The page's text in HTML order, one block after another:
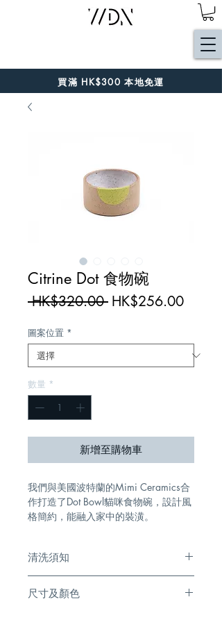
買滿 HK$300 本地免運
Citrine Dot 食物碗
HK$320.00 一
HK$256.00促
格
圖案位置 *
數量 *
新增至購物車
我們與美國波特蘭的Mimi Ceramics合
作打造了Dot Bowl貓咪食物碗，設計風
格簡約，能融入家中的裝潢。
清洗須知
尺寸及顏色